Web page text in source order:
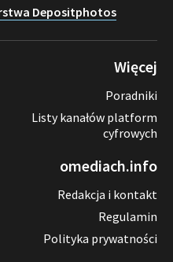
Depositphotos
Więcej
Poradniki
Listy kanałów platform
cyfrowych
omediach.info
Redakcja i kontakt
Regulamin
Polityka prywatności